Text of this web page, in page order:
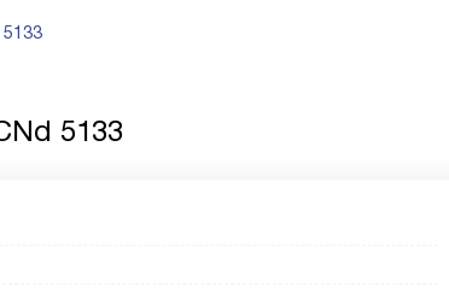
5133